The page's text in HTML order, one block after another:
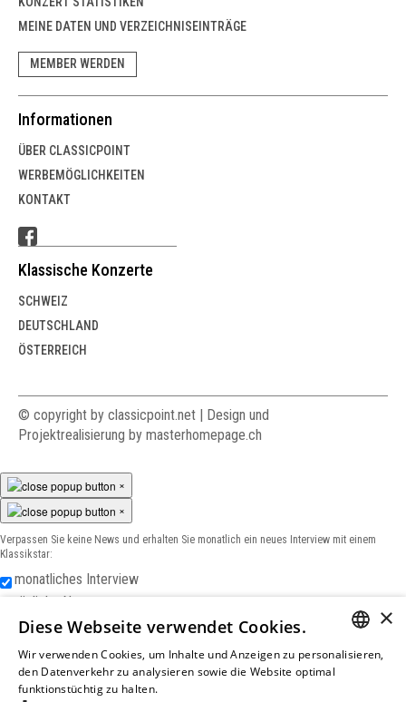
MEINE DATEN UND VERZEICHNISEINTRÄGE
MEMBER WERDEN
Informationen
ÜBER CLASSICPOINT
WERBEMÖGLICHKEITEN
KONTAKT
Klassische Konzerte
SCHWEIZ
DEUTSCHLAND
ÖSTERREICH
© copyright by classicpoint.net | Design und
Projektrealisierung by masterhomepage.ch
×
×
Verpassen Sie keine News und erhalten Sie monatlich ein neues Interview mit einem
Klassikstar:
monatliches Interview
tägliche News
Ich akzeptiere dieDatenschutzerklärung
×
Diese Webseite verwendet Cookies.
Wir verwenden Cookies, um Inhalte und Anzeigen zu personalisieren,
den Datenverkehr zu analysieren sowie die Website optimal
funktionstüchtig zu halten.